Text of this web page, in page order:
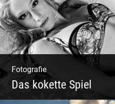
Fotografie
Das kokette Spiel